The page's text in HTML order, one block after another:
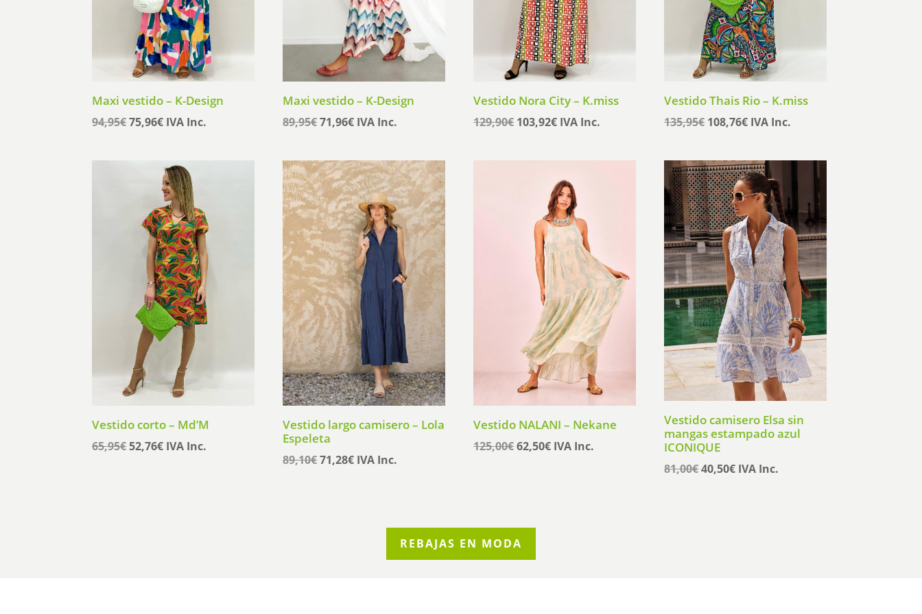
Maxi vestido – K-Design
94,95€El
94,95€.
75,96€El
es:
75,96€.
IVA Inc.
Maxi vestido – K-Design
89,95€El
original
era:
89,95€.
71,96€El
actual
es:
71,96€.
IVA Inc.
Vestido Nora City – K.miss
129,90€ El
original
129,90€.
103,92€El
actual
103,92€.
IVA Inc.
Vestido Thais Rio – K.miss
135,95€ El
original
era:
135,95€.
108,76€El
actual
es:
108,76€.
IVA Inc.
Vestido corto – Md’M
65,95€El
52,76€ElIVA Inc.
Vestido largo camisero – Lola
Espeleta
89,10€El
71,28€El
71,28€.
IVA Inc.
Vestido NALANI – Nekane
125,00€El
62,50€ElIVA Inc.
Vestido camisero Elsa sin
mangas estampado azul
ICONIQUE
81,00€El
40,50€ElIVA Inc.
REBAJAS EN MODA